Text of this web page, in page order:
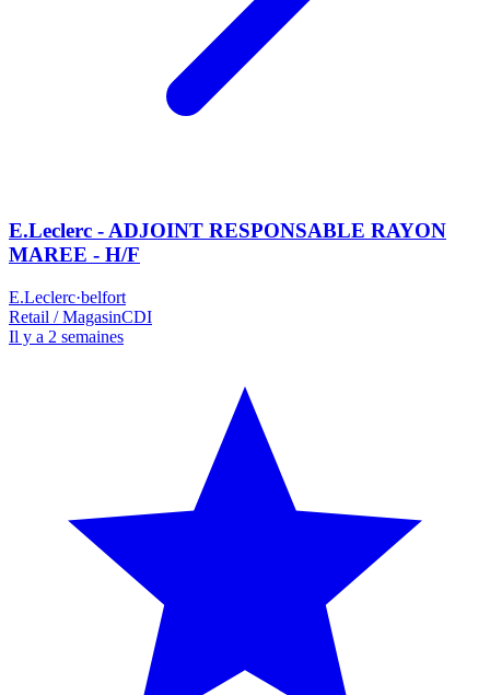
E.Leclerc - ADJOINT RESPONSABLE RAYON
MAREE - H/F
E.Leclerc·belfort
Retail / MagasinCDI
Il y a 2 semaines